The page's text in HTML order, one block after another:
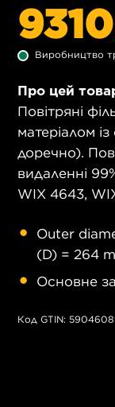
Виробництво
Про цей
Повітряні
матеріалом
доречно).
видаленні
WIX 4643,
Outer
(D) = 264
Основне
Код GTIN: